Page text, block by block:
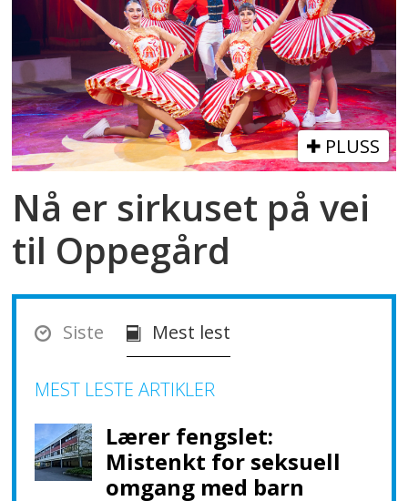
PLUSS
Nå er sirkuset på vei
til Oppegård
Siste Mest lest
MEST LESTE ARTIKLER
Lærer fengslet:
Mistenkt for seksuell
omgang med barn